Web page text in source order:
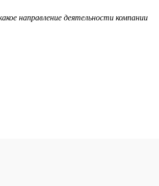
направление деятельности компании